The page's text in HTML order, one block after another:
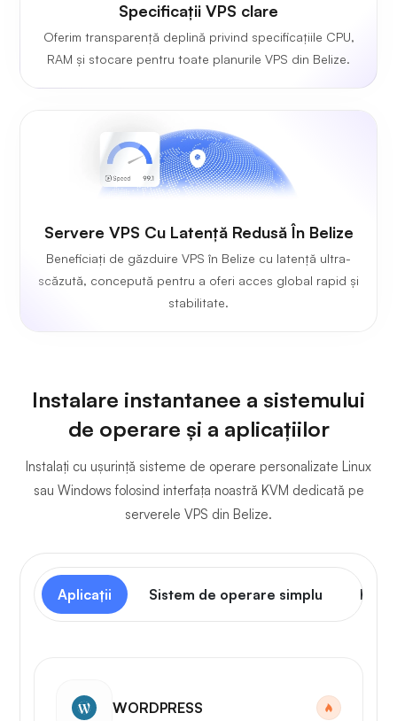
Specificații VPS clare
Oferim transparență deplină privind specificațiile CPU,
RAM și stocare pentru toate planurile VPS din Belize.
Servere VPS Cu Latență Redusă În Belize
Beneficiați de găzduire VPS în Belize cu latență ultra-
scăzută, concepută pentru a oferi acces global rapid și
stabilitate.
Instalare instantanee a sistemului
de operare și a aplicațiilor
Instalați cu ușurință sisteme de operare personalizate Linux
sau Windows folosind interfața noastră KVM dedicată pe
serverele VPS din Belize.
Aplicații Sistem de operare simplu
WORDPRESS